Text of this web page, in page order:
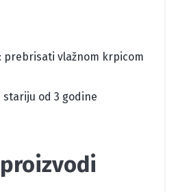
prebrisati vlažnom krpicom
stariju od 3 godine